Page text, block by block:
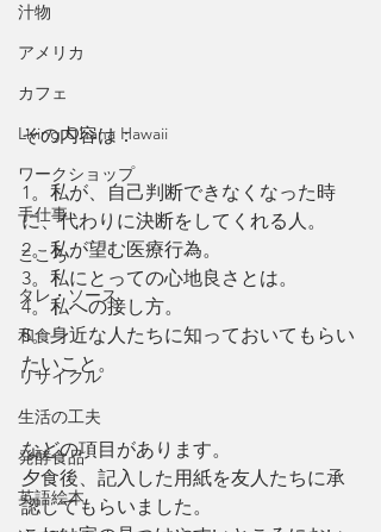
汁物
アメリカ
カフェ
Living Ohana Hawaii
ワークショップ
手仕事
こころ
タレ・ソース
和食
リサイクル
生活の工夫
発酵食品
英語絵本
その内容は：
1。私が、自己判断できなくなった時
に、代わりに決断をしてくれる人。
2。私が望む医療行為。
3。私にとっての心地良さとは。
4。私への接し方。
5。身近な人たちに知っておいてもらい
たいこと。
などの項目があります。
夕食後、記入した用紙を友人たちに承
認してもらいました。